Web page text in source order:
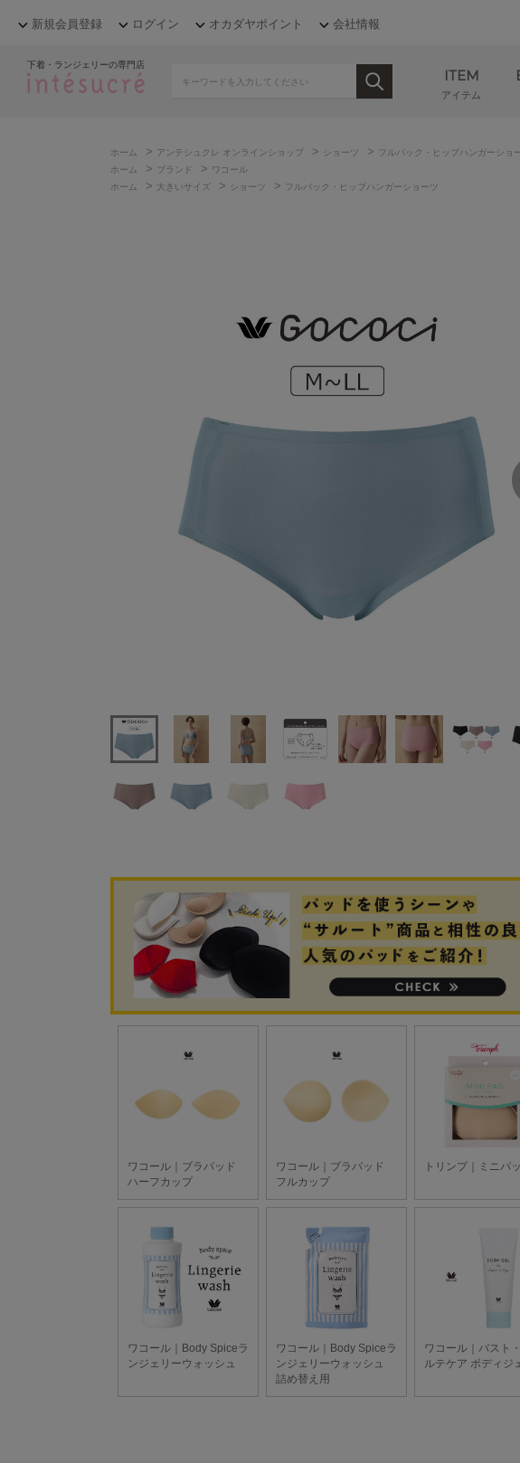
新規会員登録 ログイン オカダヤポイント 会社情報
下着・ランジェリーの専門店
ITEM
アイテム
ホーム > アンテシュクレ オンラインショップ > ショーツ > フルバック・ヒップハンガーショ
ホーム
> ブランド > ワコール
ホーム
> 大きいサイズ > ショーツ > フルバック・ヒップハンガーショーツ